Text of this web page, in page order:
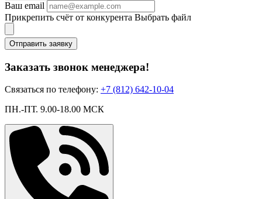
Ваш email
Прикрепить счёт от конкурента Выбрать файл
Отправить заявку
Заказать звонок менеджера!
Связаться по телефону: +7 (812) 642-10-04
ПН.-ПТ. 9.00-18.00 МСК